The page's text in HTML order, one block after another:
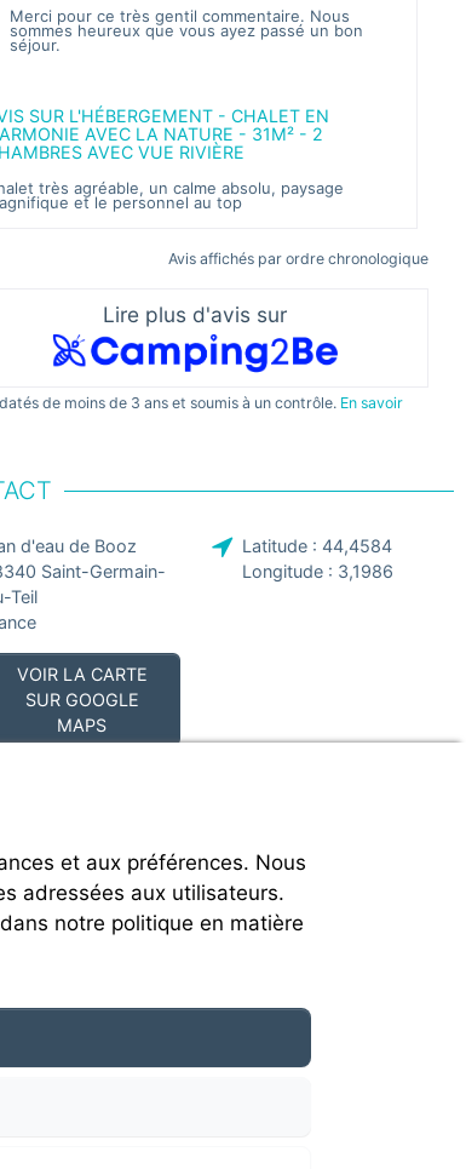
Merci pour ce très gentil commentaire. Nous
sommes heureux que vous ayez passé un bon
séjour.
SUR L'HÉBERGEMENT - CHALET EN
AVEC LA NATURE - 31M² - 2
AVEC VUE RIVIÈRE
très agréable, un calme absolu, paysage
et le personnel au top
Avis affichés par ordre chronologique
Lire plus d'avis sur
de moins de 3 ans et soumis à un contrôle. En savoir
d'eau de Booz
Saint-Germain-
Teil
Latitude : 44,4584
Longitude : 3,1986
VOIR LA CARTE
SUR GOOGLE
MAPS
et aux préférences. Nous
adressées aux utilisateurs.
notre politique en matière